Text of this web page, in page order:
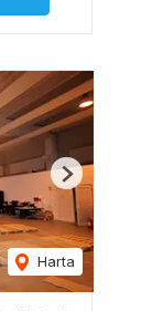
Harta
Next